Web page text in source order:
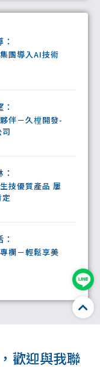
：
團導入AI技術
：
伴－久樘開發-
：
技優質產品 屢
：
欄－輕鬆享美
歡迎與我聯